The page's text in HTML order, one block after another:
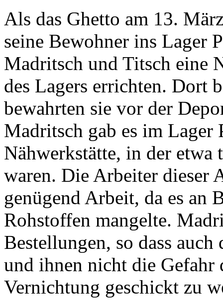
Als das Ghetto am 13.
seine Bewohner ins Lager
Madritsch und Titsch eine
des Lagers errichten. Dort
bewahrten sie vor der
Madritsch gab es im Lager
Nähwerkstätte, in der etwa
waren. Die Arbeiter dieser
genügend Arbeit, da es an
Rohstoffen mangelte.
Bestellungen, so dass
und ihnen nicht die
Vernichtung geschickt zu